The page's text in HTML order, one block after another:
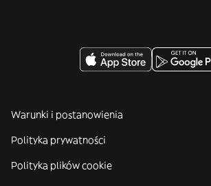
Warunki i postanowienia
Polityka prywatności
Polityka plików cookie